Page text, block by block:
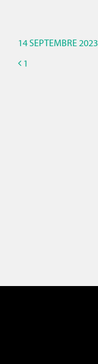
14 SEPTEMBRE 2023
1